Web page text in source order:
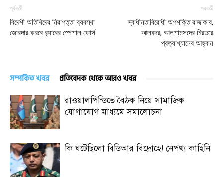
পূর্ববর্তী
বিদেশী অতিথিদের নিরাপত্তা ব্যবস্থা
জোরদার করবে র‍্যাবের স্পেশাল ফোর্স
পরবর্তী
স্বাধীনতাবিরোধী অপশক্তি রাজাকার,
আলবদর, আলশামসদের চিরতরে
প্রত্যাখ্যানের আহ্বান
সম্পর্কিত খবর প্রতিবেদক থেকে আরও খবর
রাওয়ালপিন্ডিতে বৈঠক নিয়ে সামাজিক
যোগাযোগ মাধ্যমে সমালোচনা
কি ঘটেছিলো বিডিআর বিদ্রোহে! নেপথ্য কাহিনি